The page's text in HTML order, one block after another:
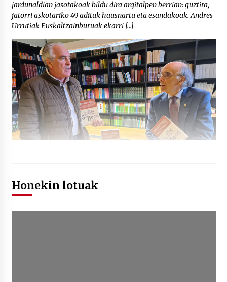
jardunaldian jasotakoak bildu dira argitalpen berrian: guztira,
jatorri askotariko 49 adituk hausnartu eta esandakoak. Andres
Urrutiak Euskaltzainburuak ekarri […]
Honekin lotuak